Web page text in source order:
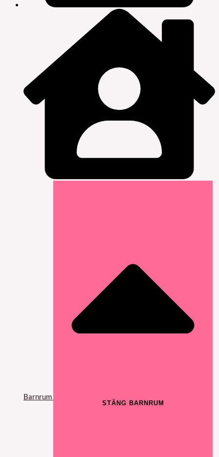
Barnrum
STÄNG BARNRUM